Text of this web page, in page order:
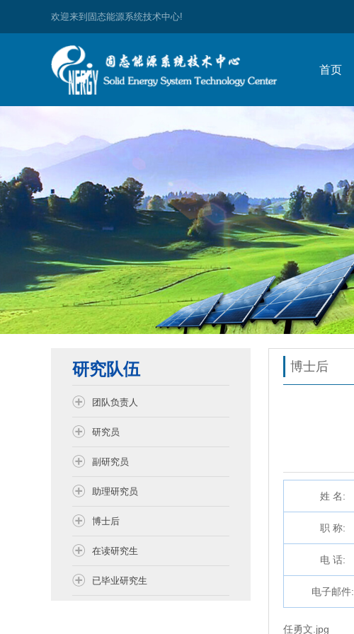
欢迎来到固态能源系统技术中心!
首页
研究队伍
团队负责人
研究员
副研究员
助理研究员
博士后
在读研究生
已毕业研究生
博士后
姓 名:
职 称:
电 话:
电子邮件:
任勇文.jpg